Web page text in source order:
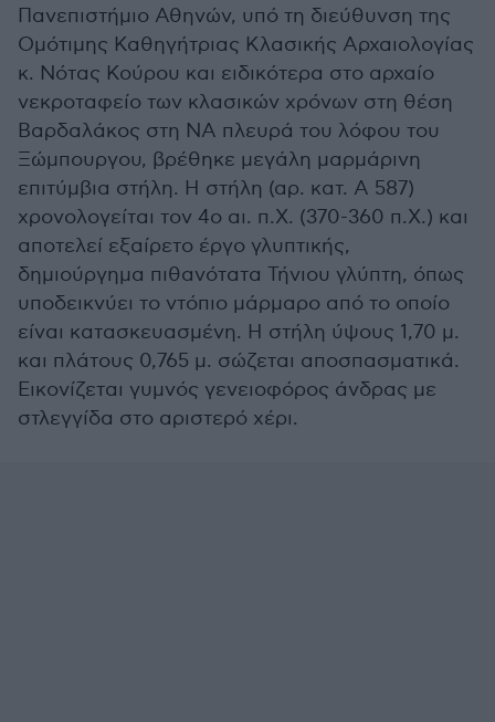
Πανεπιστήμιο Αθηνών, υπό τη διεύθυνση της
Ομότιμης Καθηγήτριας Κλασικής Αρχαιολογίας
κ. Νότας Κούρου και ειδικότερα στο αρχαίο
νεκροταφείο των κλασικών χρόνων στη θέση
Βαρδαλάκος στη ΝΑ πλευρά του λόφου του
Ξώμπουργου, βρέθηκε μεγάλη μαρμάρινη
επιτύμβια στήλη. Η στήλη (αρ. κατ. Α 587)
χρονολογείται τον 4ο αι. π.Χ. (370-360 π.Χ.) και
αποτελεί εξαίρετο έργο γλυπτικής,
δημιούργημα πιθανότατα Τήνιου γλύπτη, όπως
υποδεικνύει το ντόπιο μάρμαρο από το οποίο
είναι κατασκευασμένη. Η στήλη ύψους 1,70 μ.
και πλάτους 0,765 μ. σώζεται αποσπασματικά.
Εικονίζεται γυμνός γενειοφόρος άνδρας με
στλεγγίδα στο αριστερό χέρι.